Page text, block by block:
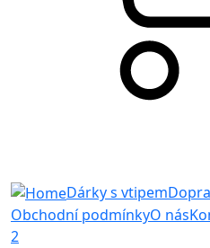
Dárky s vtipem
Obchodní podmínkyO nás
2